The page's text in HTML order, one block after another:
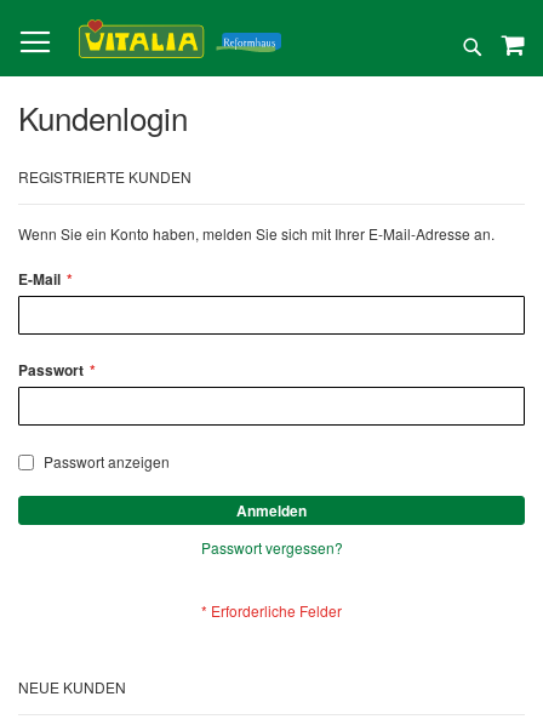
zum
Inhalt
Suche
Kundenlogin
REGISTRIERTE KUNDEN
Wenn Sie ein Konto haben, melden Sie sich mit Ihrer E-Mail-Adresse an.
E-Mail
Passwort
Passwort anzeigen
Anmelden
Passwort vergessen?
NEUE KUNDEN